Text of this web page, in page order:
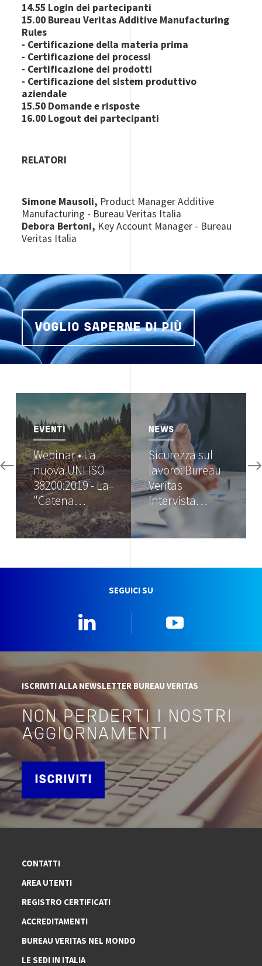
14.55 Login dei partecipanti
15.00 Bureau Veritas Additive Manufacturing
Rules
- Certificazione della materia prima
- Certificazione dei processi
- Certificazione dei prodotti
- Certificazione del sistem produttivo
aziendale
15.50 Domande e risposte
16.00 Logout dei partecipanti
RELATORI
Simone Mausoli, Product Manager Additive
Manufacturing - Bureau Veritas Italia
Debora Bertoni, Key Account Manager - Bureau
Veritas Italia
VOGLIO SAPERNE DI PIÙ
EVENTI
Webinar • La
nuova UNI ISO
38200:2019 - La
"Catena…
NEWS
Sicurezza sul
lavoro: Bureau
Veritas
intervista…
SEGUICI SU
ISCRIVITI ALLA NEWSLETTER BUREAU VERITAS
NON PERDERTI I NOSTRI
AGGIORNAMENTI
ISCRIVITI
CONTATTI
AREA UTENTI
REGISTRO CERTIFICATI
ACCREDITAMENTI
BUREAU VERITAS NEL MONDO
LE SEDI IN ITALIA